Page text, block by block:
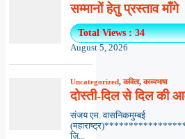
सम्मानों हेतु प्रस्ताव माँगे
Total Views : 34
August 5, 2026
Uncategorized,कविता,काव्यभाषा
दोस्ती-दिल से दिल की
संजय एम. वासनिकमुम्बई
ज़ि...